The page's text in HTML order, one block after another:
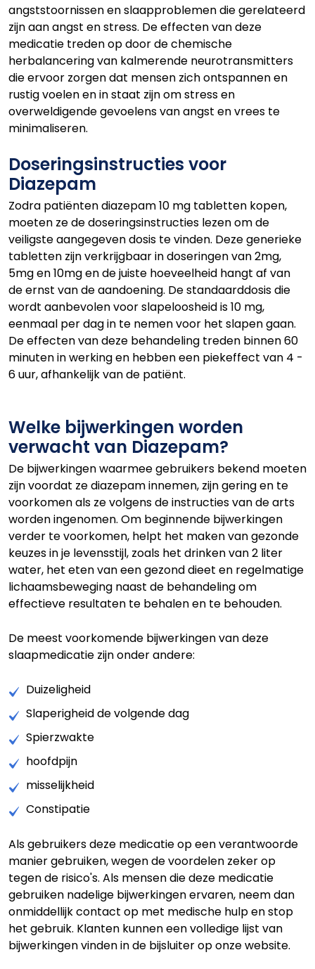
angststoornissen en slaapproblemen die gerelateerd
zijn aan angst en stress. De effecten van deze
medicatie treden op door de chemische
herbalancering van kalmerende neurotransmitters
die ervoor zorgen dat mensen zich ontspannen en
rustig voelen en in staat zijn om stress en
overweldigende gevoelens van angst en vrees te
minimaliseren.
Doseringsinstructies voor
Diazepam
Zodra patiënten diazepam 10 mg tabletten kopen,
moeten ze de doseringsinstructies lezen om de
veiligste aangegeven dosis te vinden. Deze generieke
tabletten zijn verkrijgbaar in doseringen van 2mg,
5mg en 10mg en de juiste hoeveelheid hangt af van
de ernst van de aandoening. De standaarddosis die
wordt aanbevolen voor slapeloosheid is 10 mg,
eenmaal per dag in te nemen voor het slapen gaan.
De effecten van deze behandeling treden binnen 60
minuten in werking en hebben een piekeffect van 4 -
6 uur, afhankelijk van de patiënt.
Welke bijwerkingen worden
verwacht van Diazepam?
De bijwerkingen waarmee gebruikers bekend moeten
zijn voordat ze diazepam innemen, zijn gering en te
voorkomen als ze volgens de instructies van de arts
worden ingenomen. Om beginnende bijwerkingen
verder te voorkomen, helpt het maken van gezonde
keuzes in je levensstijl, zoals het drinken van 2 liter
water, het eten van een gezond dieet en regelmatige
lichaamsbeweging naast de behandeling om
effectieve resultaten te behalen en te behouden.
De meest voorkomende bijwerkingen van deze
slaapmedicatie zijn onder andere:
Duizeligheid
Slaperigheid de volgende dag
Spierzwakte
hoofdpijn
misselijkheid
Constipatie
Als gebruikers deze medicatie op een verantwoorde
manier gebruiken, wegen de voordelen zeker op
tegen de risico's. Als mensen die deze medicatie
gebruiken nadelige bijwerkingen ervaren, neem dan
onmiddellijk contact op met medische hulp en stop
het gebruik. Klanten kunnen een volledige lijst van
bijwerkingen vinden in de bijsluiter op onze website.